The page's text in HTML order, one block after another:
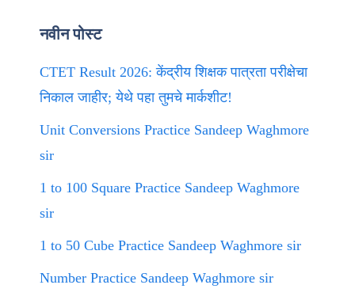
नवीन पोस्ट
CTET Result 2026: केंद्रीय शिक्षक पात्रता परीक्षेचा
निकाल जाहीर; येथे पहा तुमचे मार्कशीट!
Unit Conversions Practice Sandeep Waghmore
sir
1 to 100 Square Practice Sandeep Waghmore
sir
1 to 50 Cube Practice Sandeep Waghmore sir
Number Practice Sandeep Waghmore sir